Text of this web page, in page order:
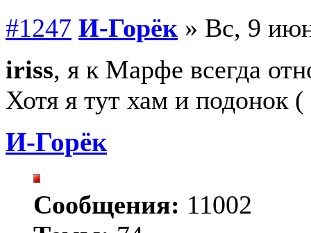
#1247 И-Горёк » Вс, 9
iriss, я к Марфе всегда
Хотя я тут хам и подонок
И-Горёк
Сообщения: 11002